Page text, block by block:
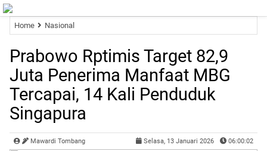
Home Nasional
Prabowo Rptimis Target 82,9
Juta Penerima Manfaat MBG
Tercapai, 14 Kali Penduduk
Singapura
Mawardi Tombang Selasa, 13 Januari 2026 06:00:02